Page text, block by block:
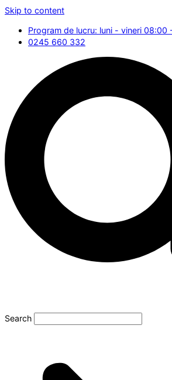
Skip to content
Program de lucru: luni - vineri 08:00
0245 660 332
Search